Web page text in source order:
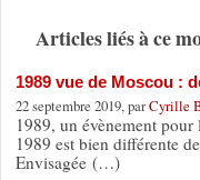
Articles liés à ce
1989 vue de Moscou :
22 septembre 2019, parCyrille
1989, un évènement
1989 est bien différente
Envisagée (…)